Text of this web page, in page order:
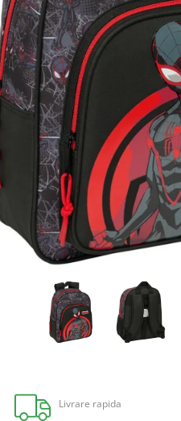
Livrare rapida